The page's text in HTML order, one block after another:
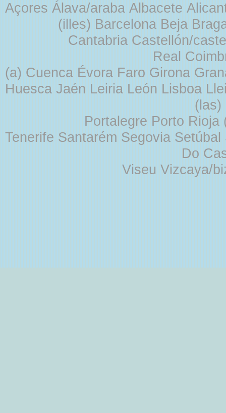
Açores Álava/araba Albacete
(illes) Barcelona Beja
Cantabria Castellón/
Real
(a) Cuenca Évora Faro Girona
Huesca Jaén Leiria León Lisboa
Portalegre Porto
Tenerife Santarém Segovia
Do
Viseu Vizcaya/